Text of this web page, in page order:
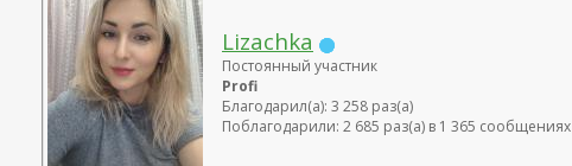
Lizachka
Постоянный участник
Profi
Благодарил(а): 3 258 раз(а)
Поблагодарили: 2 685 раз(а) в 1 365 сообщениях